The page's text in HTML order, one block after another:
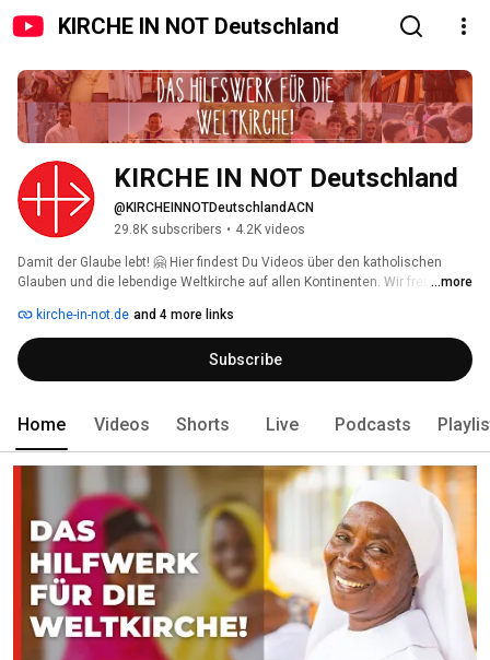
KIRCHE IN NOT Deutschland
KIRCHE IN NOT Deutschland
@KIRCHEINNOTDeutschlandACN
29.8K subscribers • 4.2K videos
Damit der Glaube lebt! 🤗 Hier findest Du Videos über den katholischen
Glauben und die lebendige Weltkirche auf allen Kontinenten. Wir freuen uns
möchtest: Kanal abonnieren!
...more
kirche-in-not.de and 4 more links
Subscribe
Home Videos Shorts Live Podcasts